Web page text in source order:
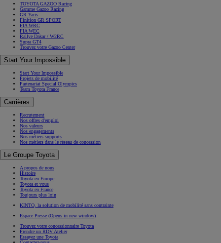
TOYOTA GAZOO Racing
Gamme Gazoo Racing
GR Yaris
Finition GR SPORT
FIA WRC
FIA WEC
Rallye Dakar / W2RC
Supra GT4
Trouvez votre Gazoo Center
Start Your Impossible
Start Your Impossible
Projets de mobilité
Partenariat Special Olympics
Team Toyota France
Carrières
Recrutement
Nos offres d'emploi
Nos valeurs
Nos engagements
Nos métiers supports
Nos métiers dans le réseau de concession
Le Groupe Toyota
A propos de nous
Histoire
Toyota en Europe
Toyota et vous
Toyota en France
Toujours plus loin
KINTO, la solution de mobilité sans contrainte
Espace Presse (Opens in new window)
Trouvez votre concessionnaire Toyota
Prendre un RDV Atelier
Essayez une Toyota